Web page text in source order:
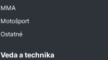
MMA
Motošport
Ostatné
Veda a technika